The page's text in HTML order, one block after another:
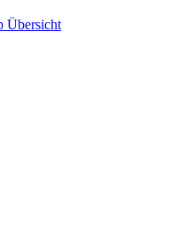
Übersicht